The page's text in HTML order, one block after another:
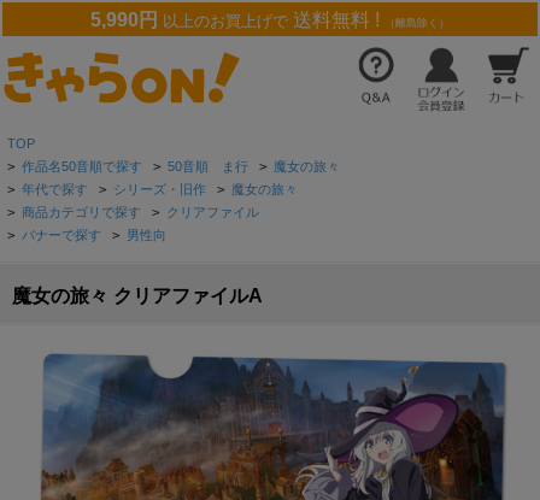
5,990円 以上のお買上げで 送料無料 ! （離島除く）
TOP
> 作品名50音順で探す > 50音順 ま行 > 魔女の旅々
> 年代で探す > シリーズ・旧作 > 魔女の旅々
> 商品カテゴリで探す > クリアファイル
> バナーで探す > 男性向
魔女の旅々 クリアファイルA